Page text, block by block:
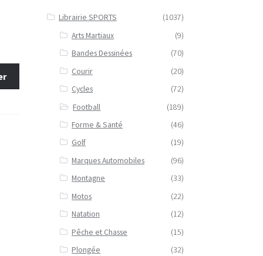
Librairie SPORTS
(1037)
Arts Martiaux
(9)
Bandes Dessinées
(70)
Courir
(20)
Cycles
(72)
Football
(189)
Forme & Santé
(46)
Golf
(19)
Marques Automobiles
(96)
Montagne
(33)
Motos
(22)
Natation
(12)
Pêche et Chasse
(15)
Plongée
(32)